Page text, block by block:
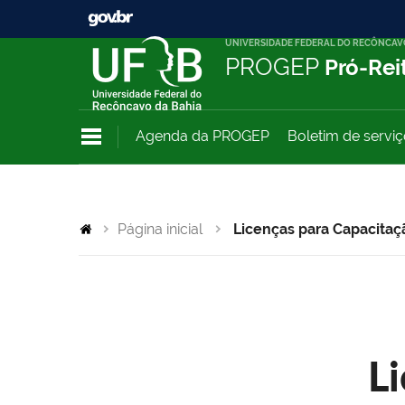
UNIVERSIDADE FEDERAL DO
PROGEP Pró-
Agenda da PROGEP Boletim de
Página inicial Licenças para